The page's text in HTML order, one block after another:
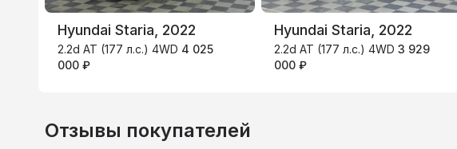
Hyundai Staria, 2022
2.2d AT (177 л.с.) 4WD 4 025
000 ₽
Hyundai Staria, 2022
2.2d AT (177 л.с.) 4WD 3 929
000 ₽
Отзывы покупателей